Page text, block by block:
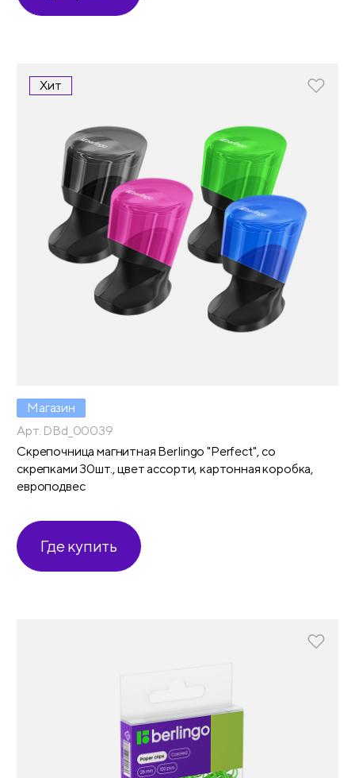
Хит
Магазин
Арт. DBd_00039
Скрепочница магнитная Berlingo "Perfect", со
скрепками 30шт., цвет ассорти, картонная коробка,
европодвес
Где купить